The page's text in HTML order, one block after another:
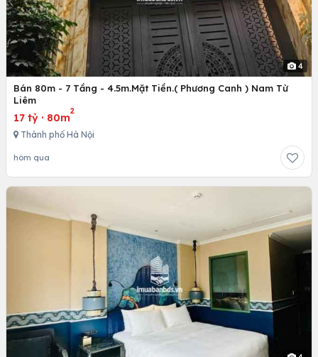
4
Bán 80m - 7 Tầng - 4.5m.Mặt Tiền.( Phương Canh ) Nam Từ
Liêm
17 tỷ · 80m
2
Thành phố Hà Nội
hôm qua